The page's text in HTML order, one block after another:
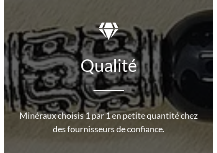
Qualité
Minéraux choisis 1 par 1 en petite quantité chez
des fournisseurs de confiance.